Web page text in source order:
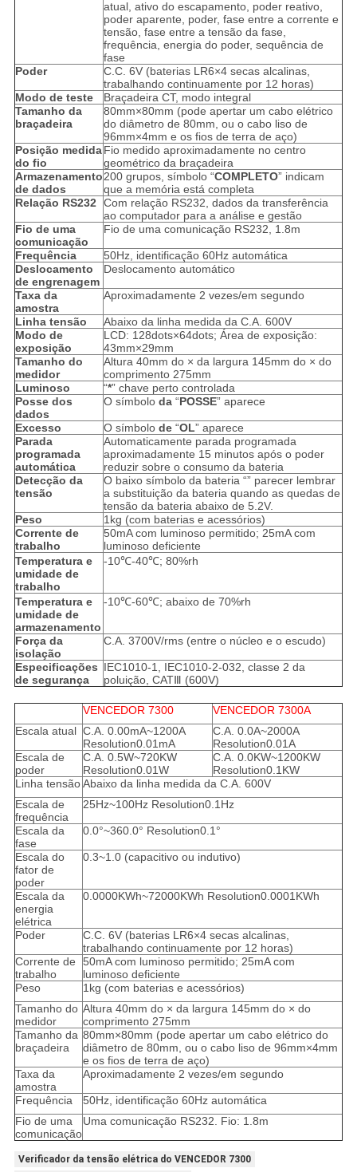
atual, ativo do escapamento, poder reativo,
poder aparente, poder, fase entre a corrente e
tensão, fase entre a tensão da fase,
frequência, energia do poder, sequência de
fase
Poder
C.C. 6V (baterias LR6×4 secas alcalinas,
trabalhando continuamente por 12 horas)
Modo de teste
Braçadeira CT, modo integral
Tamanho da
braçadeira
80mm×80mm (pode apertar um cabo elétrico
do diâmetro de 80mm, ou o cabo liso de
96mm×4mm e os fios de terra de aço)
Posição medida
do fio
Fio medido aproximadamente no centro
geométrico da braçadeira
Armazenamento
de dados
200 grupos, símbolo “COMPLETO” indicam
que a memória está completa
Relação RS232 Com relação RS232, dados da transferência
ao computador para a análise e gestão
Fio de uma
comunicação
Fio de uma comunicação RS232, 1.8m
Frequência
50Hz, identificação 60Hz automática
Deslocamento
de engrenagem
Deslocamento automático
Taxa da
amostra
Aproximadamente 2 vezes/em segundo
Linha tensão
Abaixo da linha medida da C.A. 600V
Modo de
exposição
LCD: 128dots×64dots; Área de exposição:
43mm×29mm
Tamanho do
medidor
Altura 40mm do × da largura 145mm do × do
comprimento 275mm
Luminoso
“*” chave perto controlada
Posse dos
dados
O símbolo da“POSSE” aparece
Excesso O símbolo de“OL” aparece
Parada
programada
automática
Automaticamente parada programada
aproximadamente 15 minutos após o poder
reduzir sobre o consumo da bateria
Detecção da
tensão
O baixo símbolo da bateria “” parecer lembrar
a substituição da bateria quando as quedas de
tensão da bateria abaixo de 5.2V.
Peso
1kg (com baterias e acessórios)
Corrente de
trabalho
50mA com luminoso permitido; 25mA com
luminoso deficiente
Temperatura e
umidade de
trabalho
-10℃-40℃; 80%rh
Temperatura e
umidade de
armazenamento
-10℃-60℃; abaixo de 70%rh
Força da
isolação
C.A. 3700V/rms (entre o núcleo e o escudo)
Especificações
de segurança
IEC1010-1, IEC1010-2-032, classe 2 da
poluição, CATⅢ (600V)
VENCEDOR 7300
VENCEDOR 7300A
Escala atual C.A. 0.00mA~1200A
Resolution0.01mA
C.A. 0.0A~2000A
Resolution0.01A
Escala de
poder
C.A. 0.5W~720KW
Resolution0.01W
C.A. 0.0KW~1200KW
Resolution0.1KW
Linha tensãoAbaixo da linha medida da C.A. 600V
Escala de
frequência
25Hz~100Hz Resolution0.1Hz
Escala da
fase
0.0°~360.0° Resolution0.1°
Escala do
fator de
poder
0.3~1.0 (capacitivo ou indutivo)
Escala da
energia
elétrica
0.0000KWh~72000KWh Resolution0.0001KWh
Poder
C.C. 6V (baterias LR6×4 secas alcalinas,
trabalhando continuamente por 12 horas)
Corrente de
trabalho
50mA com luminoso permitido; 25mA com
luminoso deficiente
Peso
1kg (com baterias e acessórios)
Tamanho do
medidor
Altura 40mm do × da largura 145mm do × do
comprimento 275mm
Tamanho da
braçadeira
80mm×80mm (pode apertar um cabo elétrico do
diâmetro de 80mm, ou o cabo liso de 96mm×4mm
e os fios de terra de aço)
Taxa da
amostra
Aproximadamente 2 vezes/em segundo
Frequência
50Hz, identificação 60Hz automática
Fio de uma
comunicação
Uma comunicação RS232. Fio: 1.8m
Verificador da tensão elétrica do VENCEDOR 7300